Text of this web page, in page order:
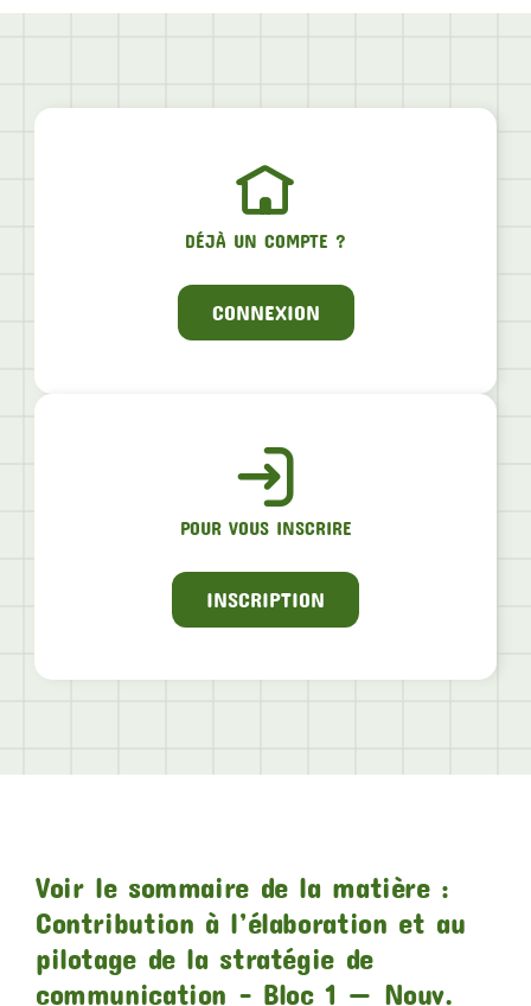
DÉJÀ UN COMPTE ?
CONNEXION
POUR VOUS INSCRIRE
INSCRIPTION
Voir le sommaire de la matière :
Contribution à l’élaboration et au
pilotage de la stratégie de
communication – Bloc 1 — Nouv.